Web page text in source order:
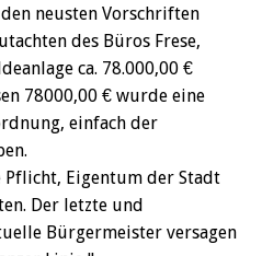
neusten Vorschriften
des Büros Frese,
ca. 78.000,00 €
78000,00 € wurde eine
einfach der
Eigentum der Stadt
Der letzte und
Bürgermeister versagen